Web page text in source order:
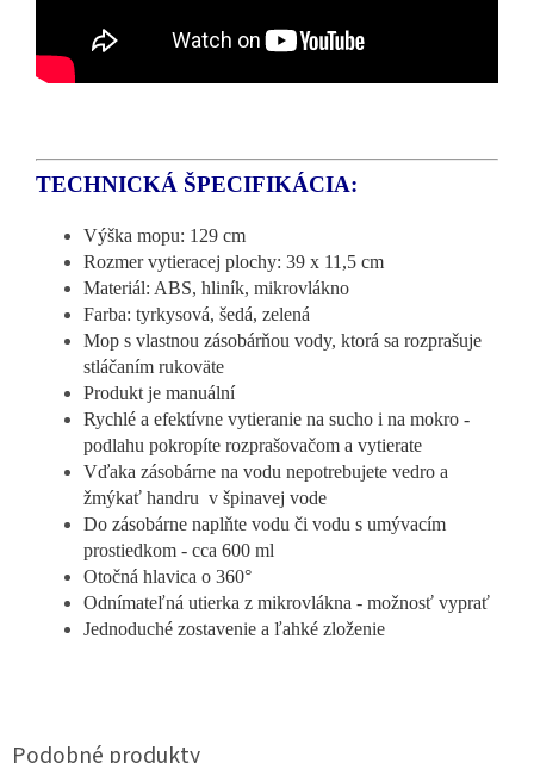
TECHNICKÁ ŠPECIFIKÁCIA:
Výška mopu: 129 cm
Rozmer vytieracej plochy: 39 x 11,5 cm
Materiál: ABS, hliník, mikrovlákno
Farba: tyrkysová, šedá, zelená
Mop s vlastnou zásobárňou vody, ktorá sa rozprašuje
stláčaním rukoväte
Produkt je manuální
Rychlé a efektívne vytieranie na sucho i na mokro -
podlahu pokropíte rozprašovačom a vytierate
Vďaka zásobárne na vodu nepotrebujete vedro a
žmýkať handru v špinavej vode
Do zásobárne naplňte vodu či vodu s umývacím
prostiedkom - cca 600 ml
Otočná hlavica o 360°
Odnímateľná utierka z mikrovlákna - možnosť vyprať
Jednoduché zostavenie a ľahké zloženie